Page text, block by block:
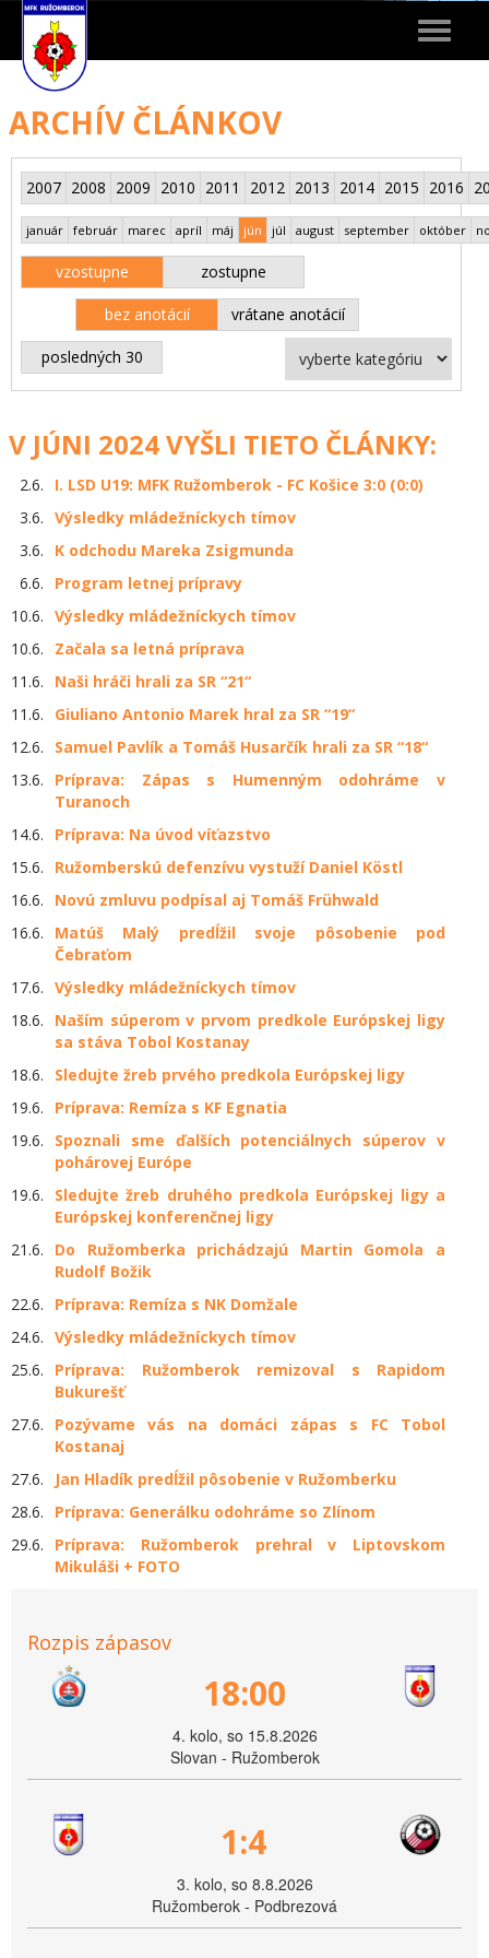
Toggle
ARCHÍV ČLÁNKOV
2007 2008 2009 2010 2011 2012 2013 2014 2015 2016
január február marec apríl máj jún júl august september október
vzostupne zostupne
bez anotácií vrátane anotácií
posledných 30
V JÚNI 2024 VYŠLI TIETO ČLÁNKY:
2.6.
I. LSD U19: MFK Ružomberok - FC Košice 3:0 (0:0)
3.6. Výsledky mládežníckych tímov
3.6.
K odchodu Mareka Zsigmunda
6.6.
Program letnej prípravy
10.6. Výsledky mládežníckych tímov
10.6.
Začala sa letná príprava
11.6.
Naši hráči hrali za SR “21“
11.6.
Giuliano Antonio Marek hral za SR “19“
12.6.
Samuel Pavlík a Tomáš Husarčík hrali za SR “18“
13.6.
Príprava: Zápas s Humenným odohráme v
Turanoch
14.6.
Príprava: Na úvod víťazstvo
15.6.
Ružomberskú defenzívu vystuží Daniel Köstl
16.6.
Novú zmluvu podpísal aj Tomáš Frühwald
16.6.
Matúš Malý predĺžil svoje pôsobenie pod
Čebraťom
17.6. Výsledky mládežníckych tímov
18.6.
Naším súperom v prvom predkole Európskej ligy
sa stáva Tobol Kostanay
18.6.
Sledujte žreb prvého predkola Európskej ligy
19.6.
Príprava: Remíza s KF Egnatia
19.6.
Spoznali sme ďalších potenciálnych súperov v
pohárovej Európe
19.6.
Sledujte žreb druhého predkola Európskej ligy a
Európskej konferenčnej ligy
21.6.
Do Ružomberka prichádzajú Martin Gomola a
Rudolf Božik
22.6.
Príprava: Remíza s NK Domžale
24.6. Výsledky mládežníckych tímov
25.6.
Príprava: Ružomberok remizoval s Rapidom
Bukurešť
27.6.
Pozývame vás na domáci zápas s FC Tobol
Kostanaj
27.6.
Jan Hladík predĺžil pôsobenie v Ružomberku
28.6.
Príprava: Generálku odohráme so Zlínom
29.6.
Príprava: Ružomberok prehral v Liptovskom
Mikuláši + FOTO
Rozpis zápasov
18:00
4. kolo, so 15.8.2026
Slovan - Ružomberok
1:4
3. kolo, so 8.8.2026
Ružomberok - Podbrezová